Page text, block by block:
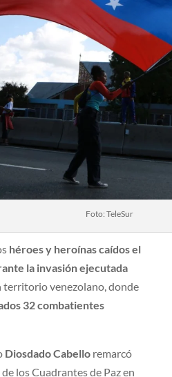
Foto: TeleSur
héroes y heroínas caídos el
la invasión ejecutada
territorio venezolano, donde
32 combatientes
Diosdado Cabelloremarcó
los Cuadrantes de Paz en